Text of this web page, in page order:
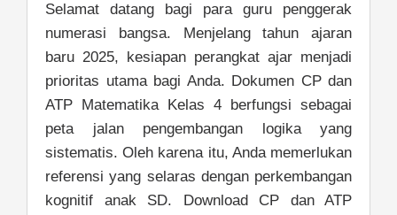
Selamat datang bagi para guru penggerak
numerasi bangsa. Menjelang tahun ajaran
baru 2025, kesiapan perangkat ajar menjadi
prioritas utama bagi Anda. Dokumen CP dan
ATP Matematika Kelas 4 berfungsi sebagai
peta jalan pengembangan logika yang
sistematis. Oleh karena itu, Anda memerlukan
referensi yang selaras dengan perkembangan
kognitif anak SD. Download CP dan ATP